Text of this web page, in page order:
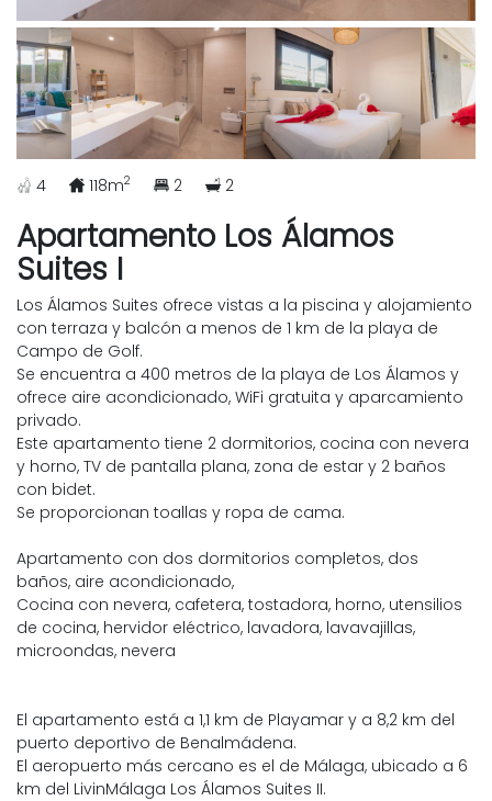
4 118m2 2 2
Apartamento Los Álamos
Suites I
Los Álamos Suites ofrece vistas a la piscina y alojamiento
con terraza y balcón a menos de 1 km de la playa de
Campo de Golf.
Se encuentra a 400 metros de la playa de Los Álamos y
ofrece aire acondicionado, WiFi gratuita y aparcamiento
privado.
Este apartamento tiene 2 dormitorios, cocina con nevera
y horno, TV de pantalla plana, zona de estar y 2 baños
con bidet.
Se proporcionan toallas y ropa de cama.
Apartamento con dos dormitorios completos, dos
baños, aire acondicionado,
Cocina con nevera, cafetera, tostadora, horno, utensilios
de cocina, hervidor eléctrico, lavadora, lavavajillas,
microondas, nevera
El apartamento está a 1,1 km de Playamar y a 8,2 km del
puerto deportivo de Benalmádena.
El aeropuerto más cercano es el de Málaga, ubicado a 6
km del LivinMálaga Los Álamos Suites II.